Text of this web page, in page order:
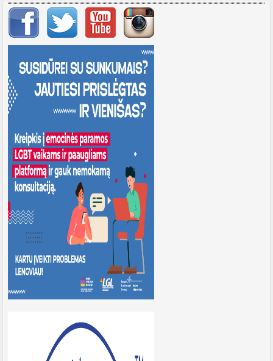
Svarbių įrašų meniu